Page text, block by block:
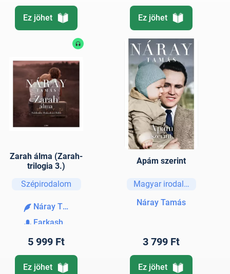
Ez jöhet Ez jöhet
Zarah álma (Zarah-
trilogia 3.)
Szépirodalom
Náray Tamás
Farkasházi Réka
5 999 Ft
Ez jöhet
Apám szerint
Magyar irodalom
Náray Tamás
3 799 Ft
Ez jöhet